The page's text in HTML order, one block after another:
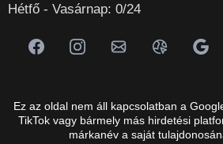
Hétfő - Vasárnap: 0/24
Ez az oldal nem áll kapcsolatban a
TikTok vagy bármely más hirdetési
márkanév a saját